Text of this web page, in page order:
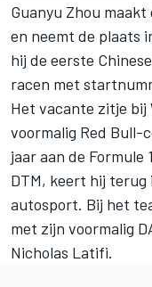
Guanyu Zhou
en neemt de plaats
hij de eerste
racen met
Het vacante zitje bij
voormalig Red Bull-
jaar aan de Formule
DTM, keert hij terug
autosport. Bij het
met zijn voormalig
Nicholas Latifi.